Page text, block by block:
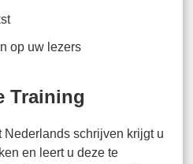
op uw lezers
Training
Nederlands schrijven krijgt u
en leert u deze te